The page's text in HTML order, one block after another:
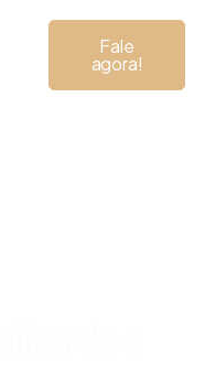
Fale
agora!